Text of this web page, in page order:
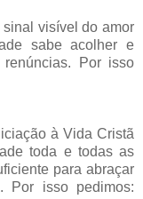
visível do amor
sabe acolher e
Por isso
à Vida Cristã
toda e todas as
para abraçar
Por isso pedimos: